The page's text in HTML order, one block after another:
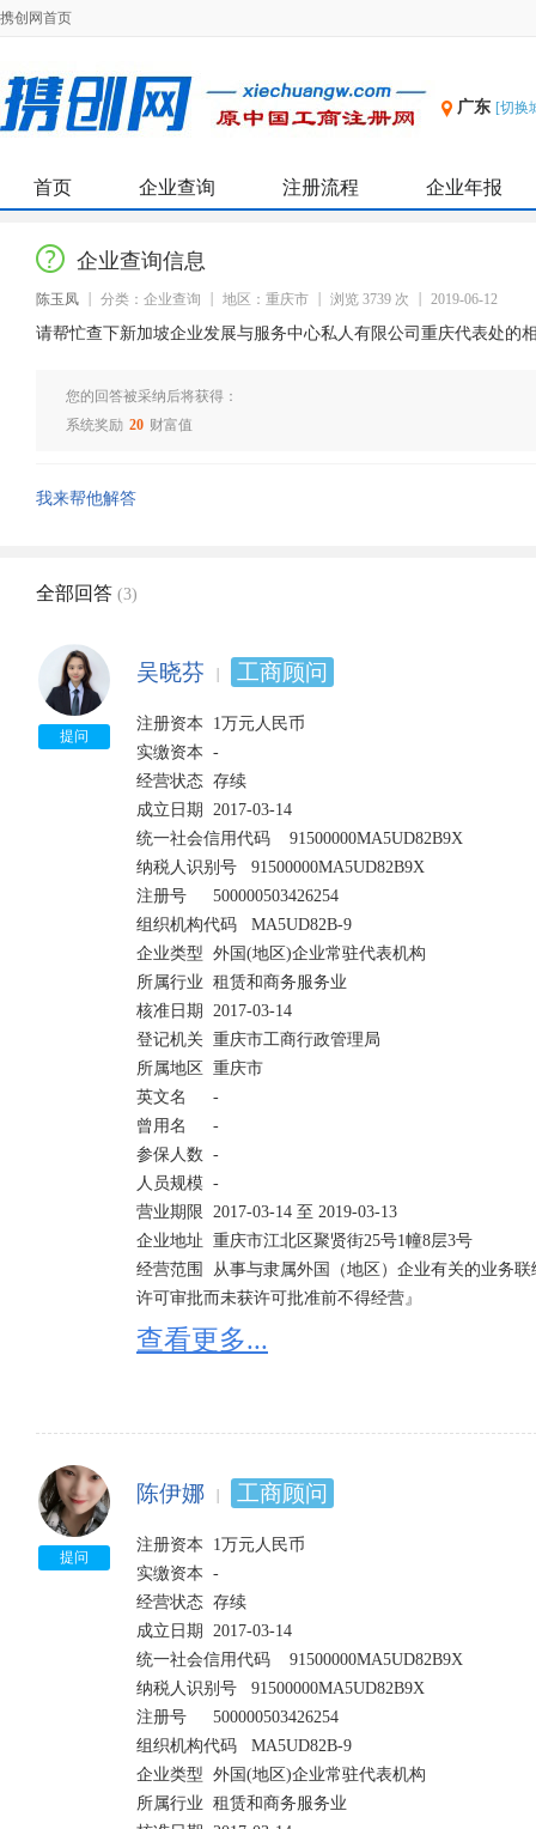
携创网首页
广东 [切换
首页 企业查询 注册流程 企业年报
企业查询信息
陈玉凤 分类：企业查询 地区：重庆市 浏览 3739 次 2019-06-12
请帮忙查下新加坡企业发展与服务中心私人有限公司重庆代表处的
您的回答被采纳后将获得：
系统奖励 20 财富值
我来帮他解答
全部回答 (3)
提问
吴晓芬 工商顾问
注册资本	1万元人民币
实缴资本	-
经营状态	存续
成立日期	2017-03-14
统一社会信用代码	91500000MA5UD82B9X
纳税人识别号	91500000MA5UD82B9X
注册号	500000503426254
组织机构代码	MA5UD82B-9
企业类型	外国(地区)企业常驻代表机构
所属行业	租赁和商务服务业
核准日期	2017-03-14
登记机关	重庆市工商行政管理局
所属地区	重庆市
英文名	-
曾用名	-
参保人数	-
人员规模	-
营业期限	2017-03-14 至 2019-03-13
企业地址	重庆市江北区聚贤街25号1幢8层3号
经营范围	从事与隶属外国（地区）企业有关的业务联络与咨询。『依法禁止经营的不得经营；依法应经
许可审批而未获许可批准前不得经营』
查看更多...
提问
陈伊娜 工商顾问
注册资本	1万元人民币
实缴资本	-
经营状态	存续
成立日期	2017-03-14
统一社会信用代码	91500000MA5UD82B9X
纳税人识别号	91500000MA5UD82B9X
注册号	500000503426254
组织机构代码	MA5UD82B-9
企业类型	外国(地区)企业常驻代表机构
所属行业	租赁和商务服务业